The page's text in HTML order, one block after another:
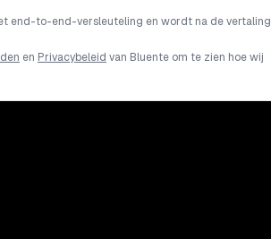
end-to-end-versleuteling en wordt na de vertaling
en Privacybeleid van Bluente om te zien hoe wij